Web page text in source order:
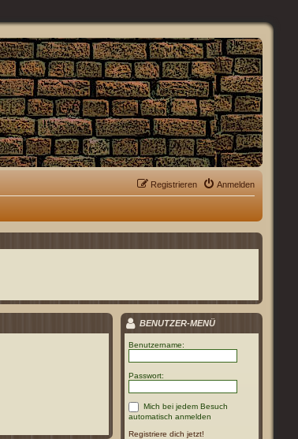
Anmelden
Registrieren
BENUTZER-MENÜ
Benutzername:
Passwort:
Mich bei jedem Besuch
automatisch anmelden
Registriere dich jetzt!